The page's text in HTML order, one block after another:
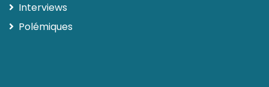
Interviews
Polémiques